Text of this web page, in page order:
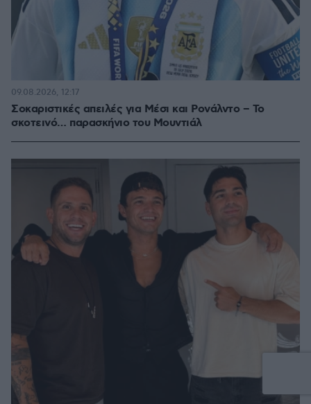
Σοκαριστικές απειλές για Μέσι και Ρονάλντο – Το
σκοτεινό… παρασκήνιο του Μουντιάλ
09.08.2026, 12:17